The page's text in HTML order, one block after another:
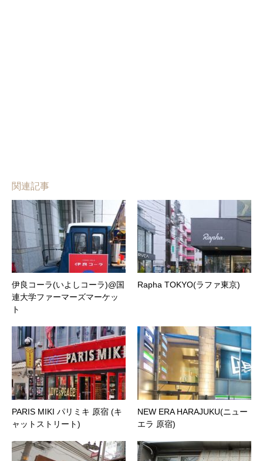
関連記事
伊良コーラ(いよしコーラ)@国
連大学ファーマーズマーケッ
ト
Rapha TOKYO(ラファ東京)
PARIS MIKI パリミキ 原宿 (キ
ャットストリート)
NEW ERA HARAJUKU(ニュー
エラ 原宿)